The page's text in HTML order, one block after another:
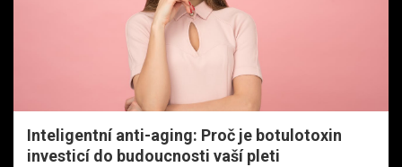
Inteligentní anti-aging: Proč je botulotoxin
investicí do budoucnosti vaší pleti